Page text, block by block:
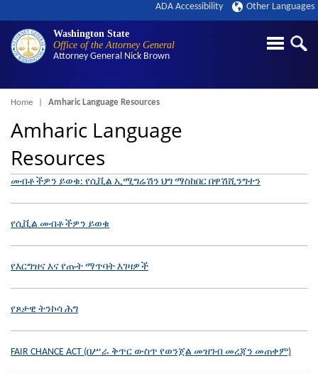
Washington State
Office of the Attorney General
Attorney General Nick Brown
ADA Accessibility Other Languages
Breadcrumb
Home Amharic Language Resources
Amharic Language
Resources
መብቶችዎን ይወቁ: የሲቪል ኢሚግሬሽን ህግ ማስከበር በዋሽሺንግተን
የሲቪል መብቶችዎን ይወቁ
የእርግዝና እና የጡት ማጥባት እገዛዎች
የጾታዊ ትንኮሳ ሕግ
FAIR CHANCE ACT (በሥራ ቅጥር ውስጥ የወንጀል መዝገብ መረጃን መጠቀም)